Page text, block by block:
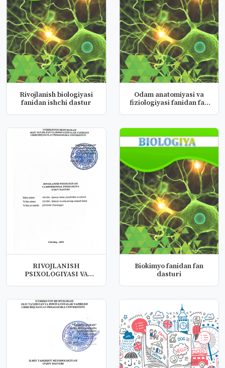
Rivojlanish biologiyasi
fanidan ishchi dastur
Odam anatomiyasi va
fiziologiyasi fanidan fan
RIVOJLANISH
PSIXOLOGIYASI VA
Biokimyo fanidan fan
dasturi